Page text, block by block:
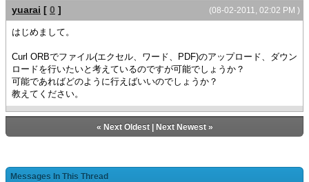
(08-02-2011, 02:02 PM )
yuarai [ 0 ]
はじめまして。
Curl ORBでファイル(エクセル、ワード、PDF)のアップロード、ダウン
ロードを行いたいと考えているのですが可能でしょうか？
可能であればどのように行えばいいのでしょうか？
教えてください。
« Next Oldest| Next Newest»
Messages In This Thread